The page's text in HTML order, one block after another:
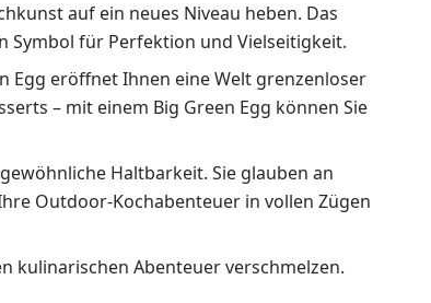
auf ein neues Niveau heben. Das
Symbol für Perfektion und Vielseitigkeit.
Egg eröffnet Ihnen eine Welt grenzenloser
– mit einem Big Green Egg können Sie
Haltbarkeit. Sie glauben an
Outdoor-Kochabenteuer in vollen Zügen
kulinarischen Abenteuer verschmelzen.